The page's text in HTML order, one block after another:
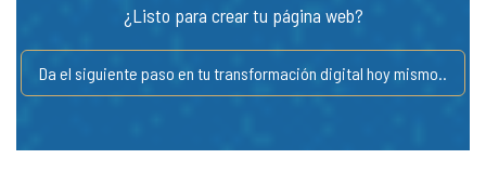
¿Listo para crear tu página web?
Da el siguiente paso en tu transformación digital hoy mismo..